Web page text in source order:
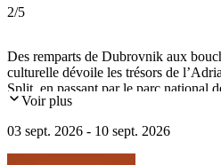
2/5
Des remparts de Dubrovnik aux
culturelle dévoile les trésors de
Split, en passant par le parc national
bouches de Kotor, chaque escale
Conférences à bord et visites guidées
richesse artistique remarquable.
Voir plus
03 sept. 2026 - 10 sept. 2026